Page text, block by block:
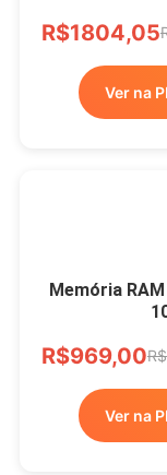
R$1804,05
Ver na
Memória
R$969,00
Ver na